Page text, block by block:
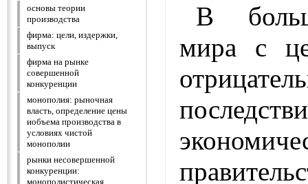
основы теории
производства
фирма: цели, издержки,
выпуск
фирма на рынке
совершенной
конкуренции
монополия: рыночная
власть, определение цены
иобъема производства в
условиях чистой
монополии
рынки несовершенной
конкуренции:
монополистическая
В
мира с